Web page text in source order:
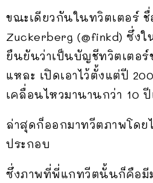
ขณะเดียวกันในทวิตเตอร์
Zuckerberg (@finkd) ซึ่ง
ยืนยันว่าเป็นบัญชีทวิตเตอร์
แหละ เปิดเอาไว้ตั้งแต่ปี
เคลื่อนไหวมานานกว่า 10
ล่าสุดก็ออกมาทวีตภาพโดย
ประกอบ
ซึ่งภาพที่พี่แกทวีตนั้นก็คือมี